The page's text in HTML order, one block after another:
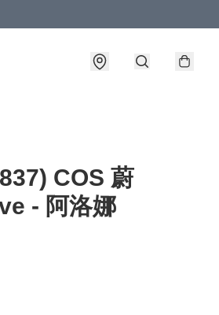
COS 蔚
- 阿洛娜